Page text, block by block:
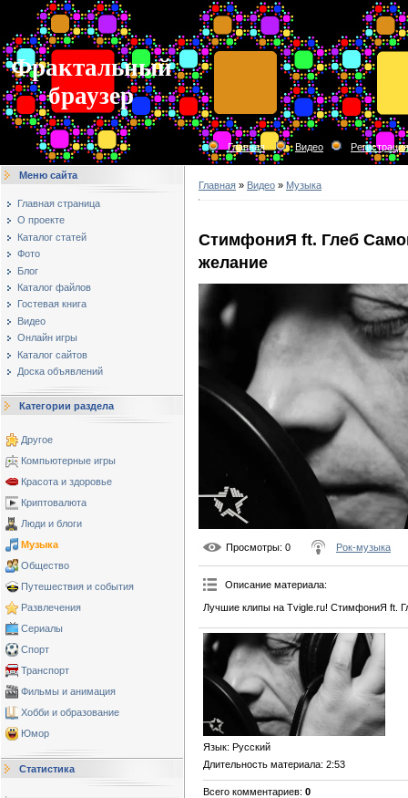
Фрактальный
браузер
Главная Видео Регистрация
Меню сайта
Главная страница
О проекте
Каталог статей
Фото
Блог
Каталог файлов
Гостевая книга
Видео
Онлайн игры
Каталог сайтов
Доска объявлений
Категории раздела
Другое
Компьютерные игры
Красота и здоровье
Криптовалюта
Люди и блоги
Музыка
Общество
Путешествия и события
Развлечения
Сериалы
Спорт
Транспорт
Фильмы и анимация
Хобби и образование
Юмор
Статистика
Главная » Видео » Музыка
СтимфониЯ ft. Глеб
желание
Просмотры: 0 Рок-музыка
Описание материала:
Лучшие клипы на Tvigle.ru! СтимфониЯ ft.
Язык: Русский
Длительность материала: 2:53
Всего комментариев: 0